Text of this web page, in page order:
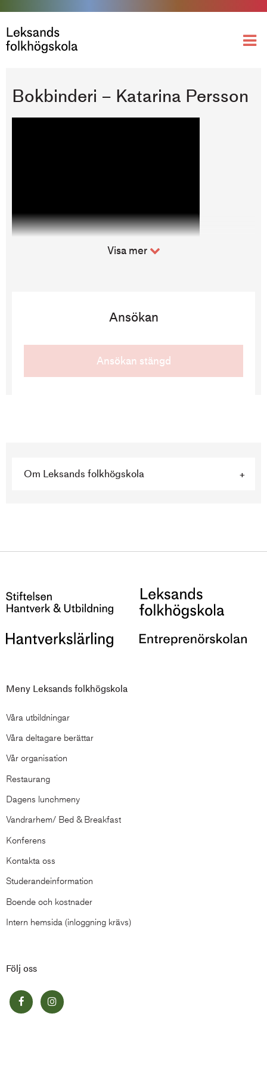
Läsårskurs
Bokbinderi – Katarina Persson
Katarina: ”Det var dags att byta inriktning i livet”
böcker och allt annat hon lärt sig på vägen.
Skinn
Visa mer
Ansökan
Ansökan stängd
Om Leksands folkhögskola
Meny Leksands folkhögskola
Våra utbildningar
Våra deltagare berättar
Vår organisation
Restaurang
Dagens lunchmeny
Vandrarhem/ Bed & Breakfast
Konferens
Kontakta oss
Studerandeinformation
Boende och kostnader
Intern hemsida (inloggning krävs)
Följ oss